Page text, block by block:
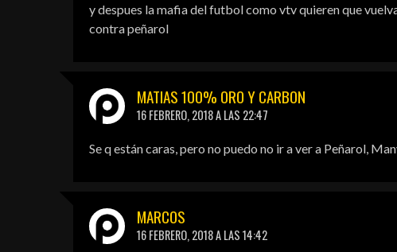
y despues la mafia del futbol como vtv quieren que
contra peñarol
MATIAS 100% ORO Y CARBON
16 FEBRERO, 2018 A LAS 22:47
Se q están caras, pero no puedo no ir a ver a Peñarol,
MARCOS
16 FEBRERO, 2018 A LAS 14:42